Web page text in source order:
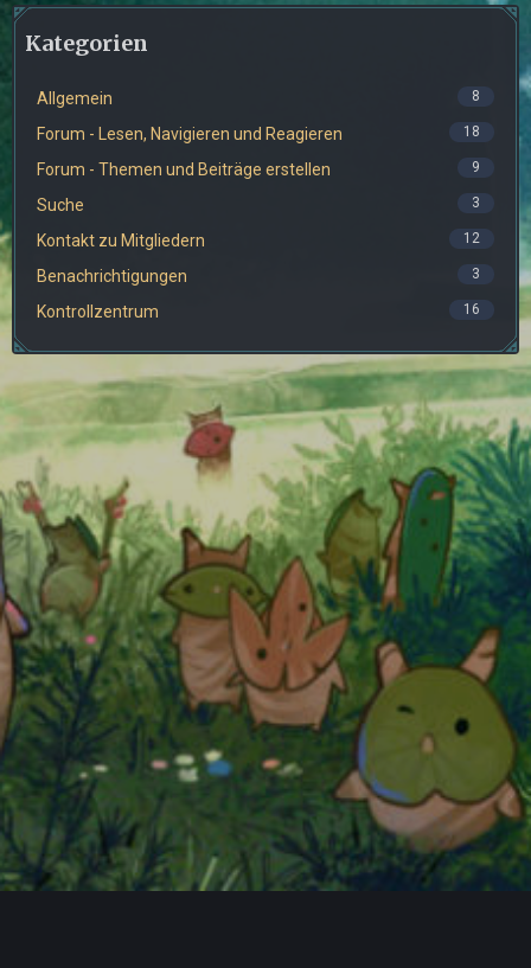
Kategorien
Allgemein 8
Forum - Lesen, Navigieren und Reagieren 18
Forum - Themen und Beiträge erstellen 9
Suche 3
Kontakt zu Mitgliedern 12
Benachrichtigungen 3
Kontrollzentrum 16